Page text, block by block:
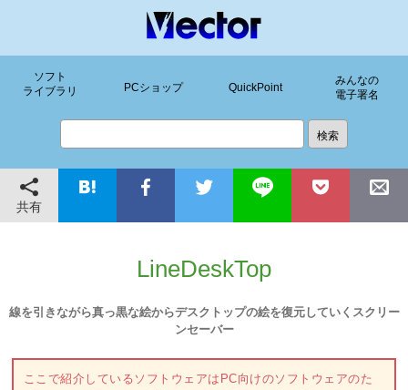
ソフト
ライブラリ
PCショップ QuickPoint
みんなの
電子署名
共有
LineDeskTop
線を引きながら真っ黒な絵からデスクトップの絵を復元していくスクリー
ンセーバー
ここで紹介しているソフトウェアはPC向けのソフトウェアのた